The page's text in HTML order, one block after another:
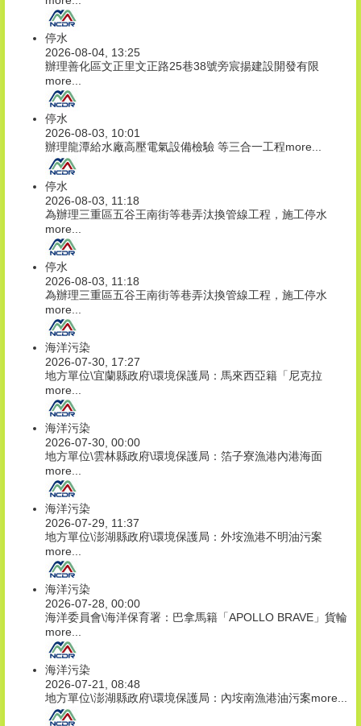
停水
2026-08-04, 13:25
辦理善化區文正里文正路25巷38號旁宸揚建設開發有限
more...
停水
2026-08-03, 10:01
辦理龍潭給水廠高壓電氣設備檢驗 等三合一工程more...
停水
2026-08-03, 11:18
為辦理三重區五谷王南街等巷弄汰換管線工程，施工停水
more...
停水
2026-08-03, 11:18
為辦理三重區五谷王南街等巷弄汰換管線工程，施工停水
more...
海洋污染
2026-07-30, 17:27
地方單位\宜蘭縣政府\環境保護局：馬來西亞籍「尼克拉
more...
海洋污染
2026-07-30, 00:00
地方單位\雲林縣政府\環境保護局：箔子寮漁港內港海面
more...
海洋污染
2026-07-29, 11:37
地方單位\澎湖縣政府\環境保護局：外垵漁港不明油污案
more...
海洋污染
2026-07-28, 00:00
海洋委員會\海洋保育署：巴拿馬籍「APOLLO BRAVE」貨輪
more...
海洋污染
2026-07-21, 08:48
地方單位\澎湖縣政府\環境保護局：內垵南漁港油污案more...